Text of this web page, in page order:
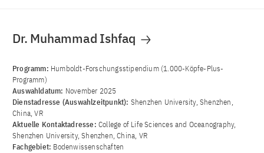
Dr. Muhammad Ishfaq
Programm: Humboldt-Forschungsstipendium (1.000-Köpfe-Plus-
Programm)
Auswahldatum: November 2025
Dienstadresse (Auswahlzeitpunkt): Shenzhen University, Shenzhen,
China, VR
Aktuelle Kontaktadresse: College of Life Sciences and Oceanography,
Shenzhen University, Shenzhen, China, VR
Fachgebiet: Bodenwissenschaften